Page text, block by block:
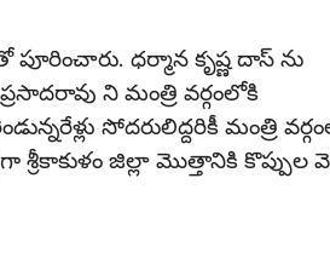
ధర్మాన కృష్ణ దాస్ ను
ని మంత్రి వర్గంలోకి
సోదరులిద్దరికీ మంత్రి
జిల్లా మొత్తానికి కొప్పుల